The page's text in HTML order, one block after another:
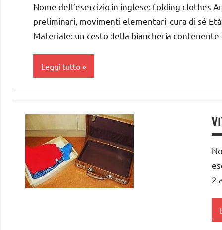
e
e
Nome dell’esercizio in inglese: folding clothes
preliminari, movimenti elementari, cura di sé
Materiale: un cesto della biancheria
Leggi tutto
6
anni
GUIDA
DIDATTICA
MONTESSORI
2